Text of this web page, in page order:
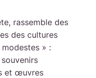
rassemble des
des cultures
» :
et œuvres